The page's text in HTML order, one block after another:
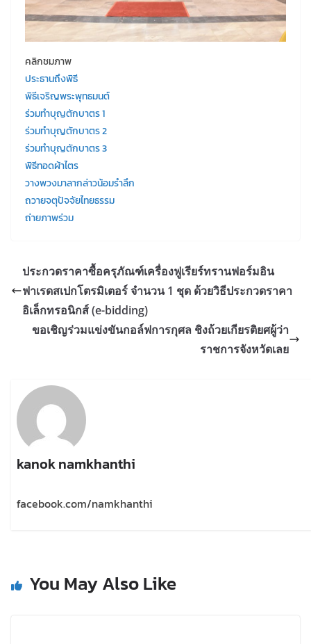
คลิกชมภาพ
ประธานถึงพิธี
พิธีเจริญพระพุทธมนต์
ร่วมทำบุญตักบาตร 1
ร่วมทำบุญตักบาตร 2
ร่วมทำบุญตักบาตร 3
พิธีทอดผ้าไตร
วางพวงมาลากล่าวน้อมรำลึก
ถวายจตุปัจจัยไทยธรรม
ถ่ายภาพร่วม
ประกวดราคาซื้อครุภัณฑ์เครื่องฟูเรียร์ทรานฟอร์มอิน
ฟาเรดสเปกโตรมิเตอร์ จำนวน 1 ชุด ด้วยวิธีประกวดราคา
อิเล็กทรอนิกส์ (e-bidding)
ขอเชิญร่วมแข่งขันกอล์ฟการกุศล ชิงถ้วยเกียรติยศผู้ว่า
ราชการจังหวัดเลย
kanok namkhanthi
facebook.com/namkhanthi
You May Also Like